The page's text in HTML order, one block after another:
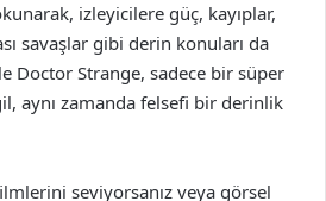
izleyicilere güç, kayıplar,
savaşlar gibi derin konuları da
Doctor Strange, sadece bir süper
aynı zamanda felsefi bir derinlik
seviyorsanız veya görsel